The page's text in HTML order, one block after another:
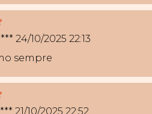
24/10/2025 22:13
sempre
21/10/2025 22:52